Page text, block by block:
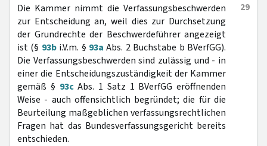
29
Die Kammer nimmt die Verfassungsbeschwerden
zur Entscheidung an, weil dies zur Durchsetzung
der Grundrechte der Beschwerdeführer angezeigt
ist (§ 93bi.V.m. § 93a Abs. 2 Buchstabe b BVerfGG).
Die Verfassungsbeschwerden sind zulässig und - in
einer die Entscheidungszuständigkeit der Kammer
gemäß § 93cAbs. 1 Satz 1 BVerfGG eröffnenden
Weise - auch offensichtlich begründet; die für die
Beurteilung maßgeblichen verfassungsrechtlichen
Fragen hat das Bundesverfassungsgericht bereits
entschieden.